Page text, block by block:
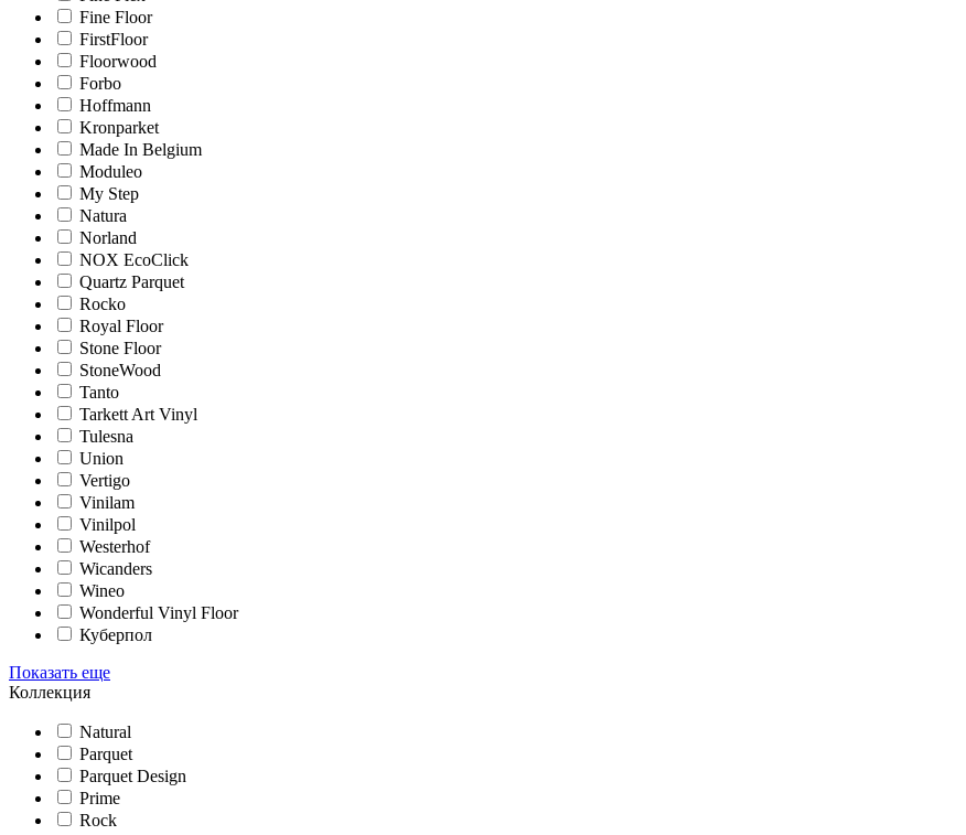
Fine Floor
FirstFloor
Floorwood
Forbo
Hoffmann
Kronparket
Made In Belgium
Moduleo
My Step
Natura
Norland
NOX EcoClick
Quartz Parquet
Rocko
Royal Floor
Stone Floor
StoneWood
Tanto
Tarkett Art Vinyl
Tulesna
Union
Vertigo
Vinilam
Vinilpol
Westerhof
Wicanders
Wineo
Wonderful Vinyl Floor
Куберпол
Показать еще
Коллекция
Natural
Parquet
Parquet Design
Prime
Rock